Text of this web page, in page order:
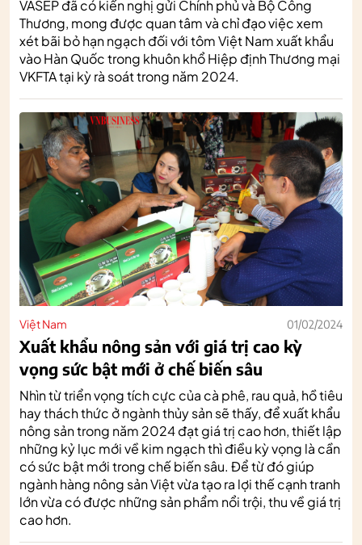
VASEP đã có kiến nghị gửi Chính phủ và Bộ Công
Thương, mong được quan tâm và chỉ đạo việc xem
xét bãi bỏ hạn ngạch đối với tôm Việt Nam xuất khẩu
vào Hàn Quốc trong khuôn khổ Hiệp định Thương mại
VKFTA tại kỳ rà soát trong năm 2024.
Việt Nam 01/02/2024
Xuất khẩu nông sản với giá trị cao kỳ
vọng sức bật mới ở chế biến sâu
Nhìn từ triển vọng tích cực của cà phê, rau quả, hồ tiêu
hay thách thức ở ngành thủy sản sẽ thấy, để xuất khẩu
nông sản trong năm 2024 đạt giá trị cao hơn, thiết lập
những kỷ lục mới về kim ngạch thì điều kỳ vọng là cần
có sức bật mới trong chế biến sâu. Để từ đó giúp
ngành hàng nông sản Việt vừa tạo ra lợi thế cạnh tranh
lớn vừa có được những sản phẩm nổi trội, thu về giá trị
cao hơn.